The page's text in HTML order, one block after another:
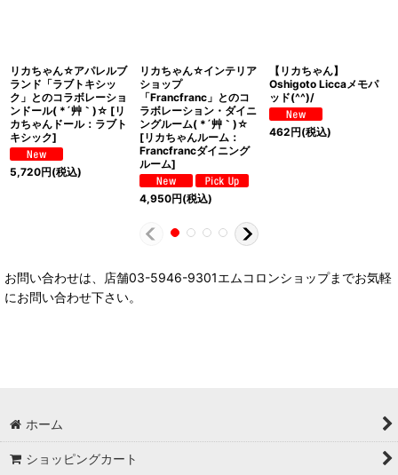
リカちゃん☆アパレルブ
ランド「ラブトキシッ
ク」とのコラボレーショ
ンドール( *´艸｀)☆ [リ
カちゃんドール：ラブト
キシック]
5,720円(税込)
リカちゃん☆インテリア
ショップ
「Francfranc」とのコ
ラボレーション・ダイニ
ングルーム( *´艸｀)☆
[リカちゃんルーム：
Francfrancダイニング
ルーム]
4,950円(税込)
【リカちゃん】
Oshigoto Liccaメモパ
ッド(^^)/
462円(税込)
お問い合わせは、店舗03-5946-9301エムコロンショップまでお気軽
にお問い合わせ下さい。
ホーム
ショッピングカート